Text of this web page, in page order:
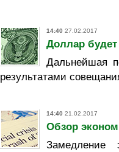
14:40 27.02.2017
Доллар
Дальнейшая
результатами
14:40 21.02.2017
Обзор
Замедление